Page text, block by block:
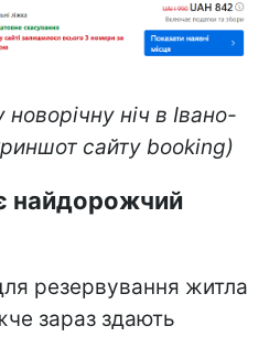
ніч в Івано-
сайту booking)
найдорожчий
резервування житла
зараз здають